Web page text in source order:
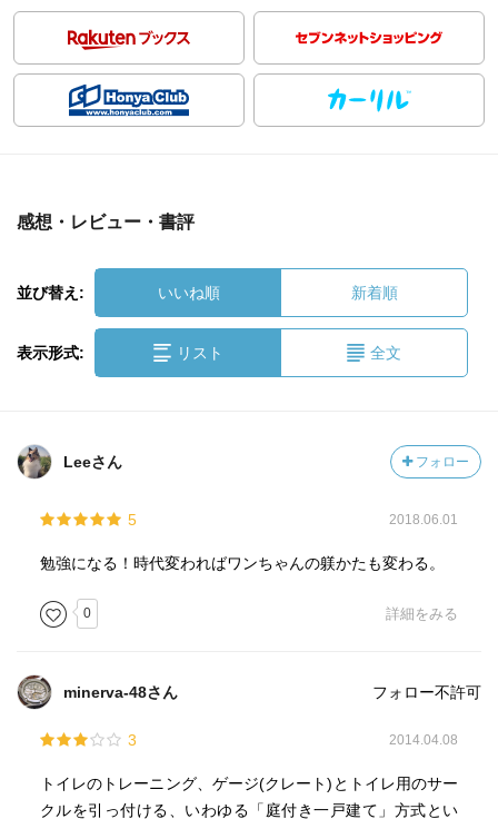
感想・レビュー・書評
並び替え: いいね順 新着順
表示形式: リスト 全文
Leeさん フォロー
5 2018.06.01
勉強になる！時代変わればワンちゃんの躾かたも変わる。
0 詳細をみる
minerva-48さん フォロー不許可
3 2014.04.08
トイレのトレーニング、ゲージ(クレート)とトイレ用のサー
クルを引っ付ける、いわゆる「庭付き一戸建て」方式とい